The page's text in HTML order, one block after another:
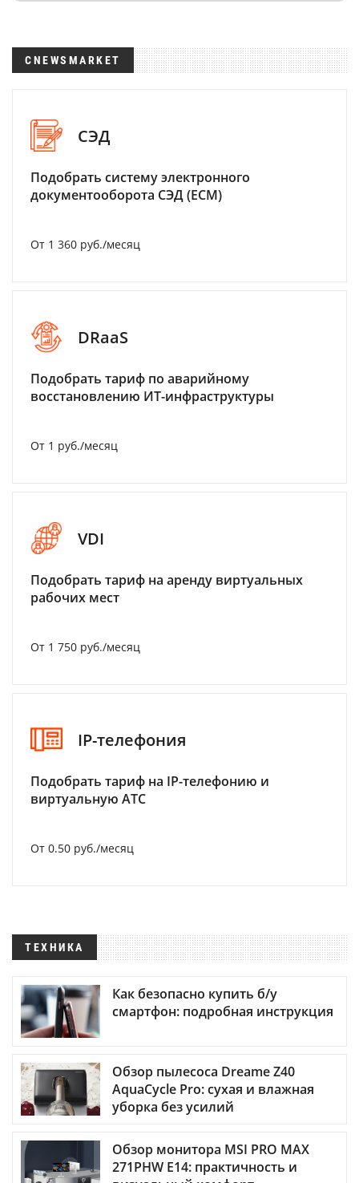
CNEWSMARKET
СЭД
Подобрать систему электронного
документооборота СЭД (ECM)
От 1 360 руб./месяц
DRaaS
Подобрать тариф по аварийному
восстановлению ИТ-инфраструктуры
От 1 руб./месяц
VDI
Подобрать тариф на аренду виртуальных
рабочих мест
От 1 750 руб./месяц
IP-телефония
Подобрать тариф на IP-телефонию и
виртуальную АТС
От 0.50 руб./месяц
ТЕХНИКА
Как безопасно купить б/у
смартфон: подробная инструкция
Обзор пылесоса Dreame Z40
AquaCycle Pro: сухая и влажная
уборка без усилий
Обзор монитора MSI PRO MAX
271PHW E14: практичность и